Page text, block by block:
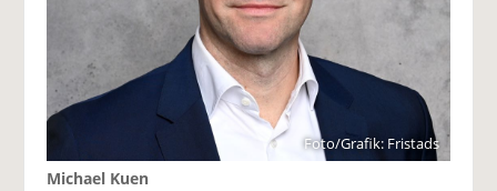
Foto/Grafik: Fristads
Michael Kuen